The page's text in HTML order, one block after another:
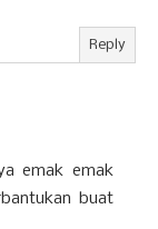
Reply
emak emak
buat